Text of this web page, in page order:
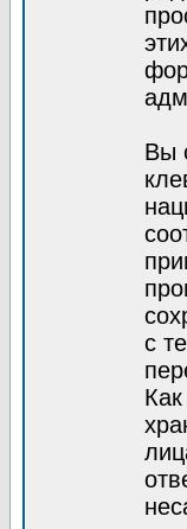
Вы
с